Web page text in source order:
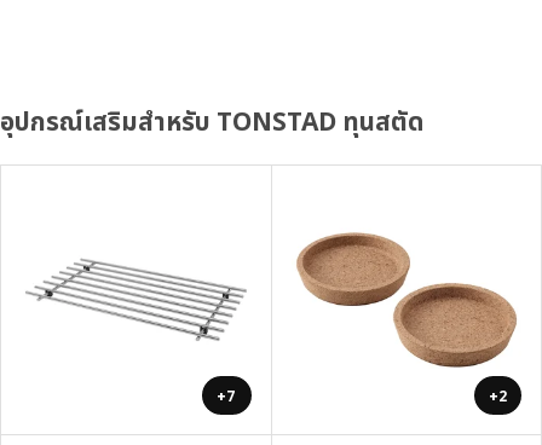
อุปกรณ์เสริมสำหรับ TONSTAD ทุนสตัด
+7 +2